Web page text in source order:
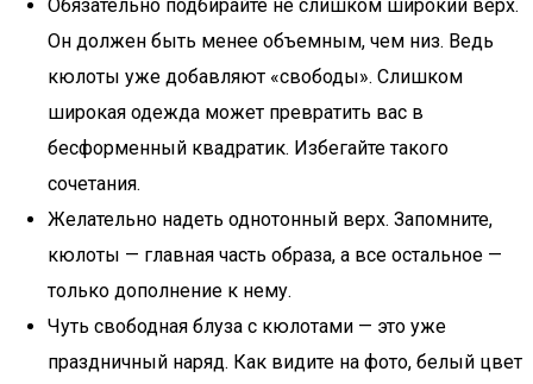
Обязательно подбирайте не слишком широкий верх.
Он должен быть менее объемным, чем низ. Ведь
кюлоты уже добавляют «свободы». Слишком
широкая одежда может превратить вас в
бесформенный квадратик. Избегайте такого
сочетания.
Желательно надеть однотонный верх. Запомните,
кюлоты — главная часть образа, а все остальное —
только дополнение к нему.
Чуть свободная блуза с кюлотами — это уже
праздничный наряд. Как видите на фото, белый цвет